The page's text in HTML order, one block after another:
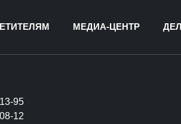
МЕДИА-ЦЕНТР
95
12